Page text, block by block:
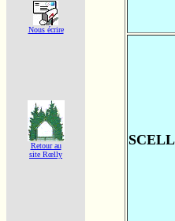
Nous écrire
Retour au
site Rœlly